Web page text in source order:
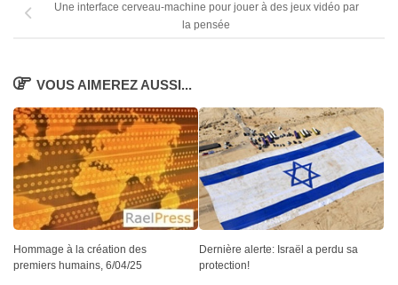
Une interface cerveau-machine pour jouer à des jeux vidéo par
la pensée
VOUS AIMEREZ AUSSI...
Hommage à la création des
premiers humains, 6/04/25
Dernière alerte: Israël a perdu sa
protection!